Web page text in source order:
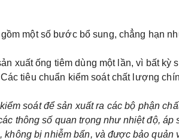
một số bước bổ sung, chẳng hạn
xuất ống tiêm dùng một lần, vì bất kỳ
tiêu chuẩn kiểm soát chất lượng
soát để sản xuất ra các bộ phận
thông số quan trọng như nhiệt độ,
bị nhiễm bẩn, và được bảo quản